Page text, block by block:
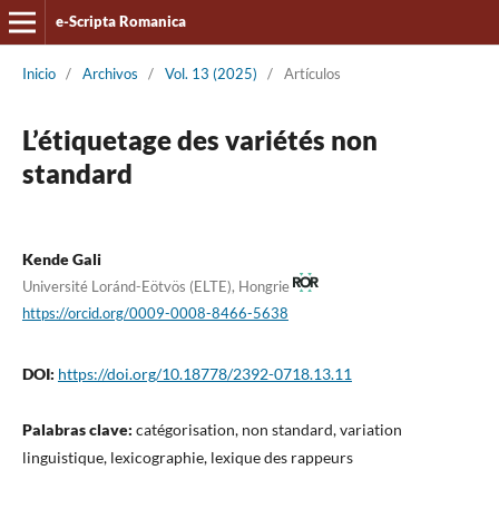
e-Scripta Romanica
Inicio / Archivos / Vol. 13 (2025) / Artículos
L’étiquetage des variétés non
standard
Kende Gali
Université Loránd-Eötvös (ELTE), Hongrie
https://orcid.org/0009-0008-8466-5638
DOI: https://doi.org/10.18778/2392-0718.13.11
Palabras clave: catégorisation, non standard, variation
linguistique, lexicographie, lexique des rappeurs